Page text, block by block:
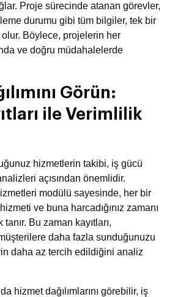
Proje sürecinde atanan görevler,
durumu gibi tüm bilgiler, tek bir
Böylece, projelerin her
ve doğru müdahalelerde
Görün:
ile Verimlilik
hizmetlerin takibi, iş gücü
açısından önemlidir.
modülü sayesinde, her bir
ve buna harcadığınız zamanı
Bu zaman kayıtları,
daha fazla sunduğunuzu
daha az tercih edildiğini analiz
hizmet dağılımlarını görebilir, iş